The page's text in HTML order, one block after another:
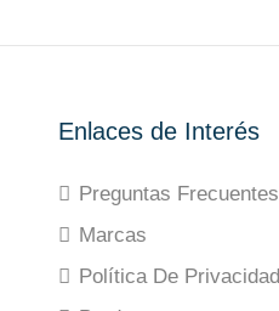
Enlaces de Interés
Preguntas Frecuentes
Marcas
Política De Privacidad